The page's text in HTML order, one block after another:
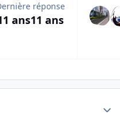
réponse
ans11 ans
topic overview